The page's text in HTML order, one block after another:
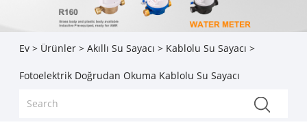
Ev > Ürünler> Akıllı Su Sayacı > Kablolu Su Sayacı >
Fotoelektrik Doğrudan Okuma Kablolu Su Sayacı